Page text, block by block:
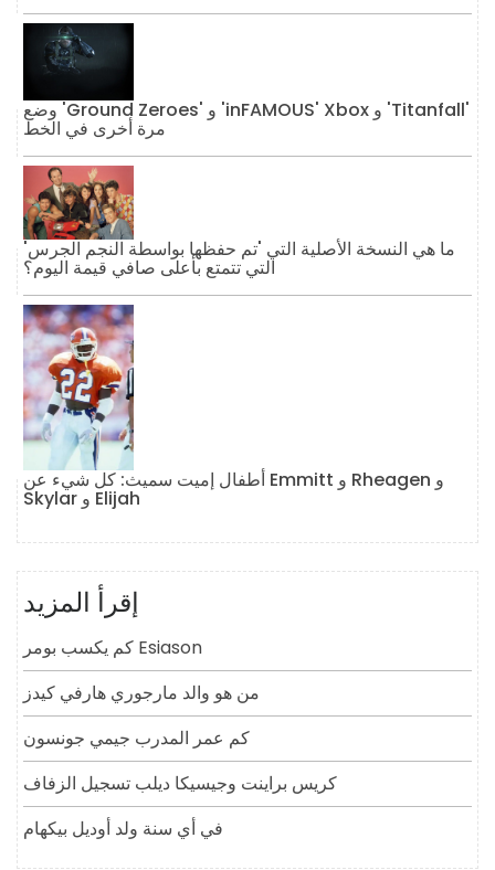
وضع 'Ground Zeroes' و 'inFAMOUS' Xbox و 'Titanfall'
مرة أخرى في الخط
ما هي النسخة الأصلية التي 'تم حفظها بواسطة النجم الجرس'
التي تتمتع بأعلى صافي قيمة اليوم؟
أطفال إميت سميث: كل شيء عن Emmitt و Rheagen و
Skylar و Elijah
إقرأ المزيد
كم يكسب بومر Esiason
من هو والد مارجوري هارفي كيدز
كم عمر المدرب جيمي جونسون
كريس براينت وجيسيكا ديلب تسجيل الزفاف
في أي سنة ولد أوديل بيكهام